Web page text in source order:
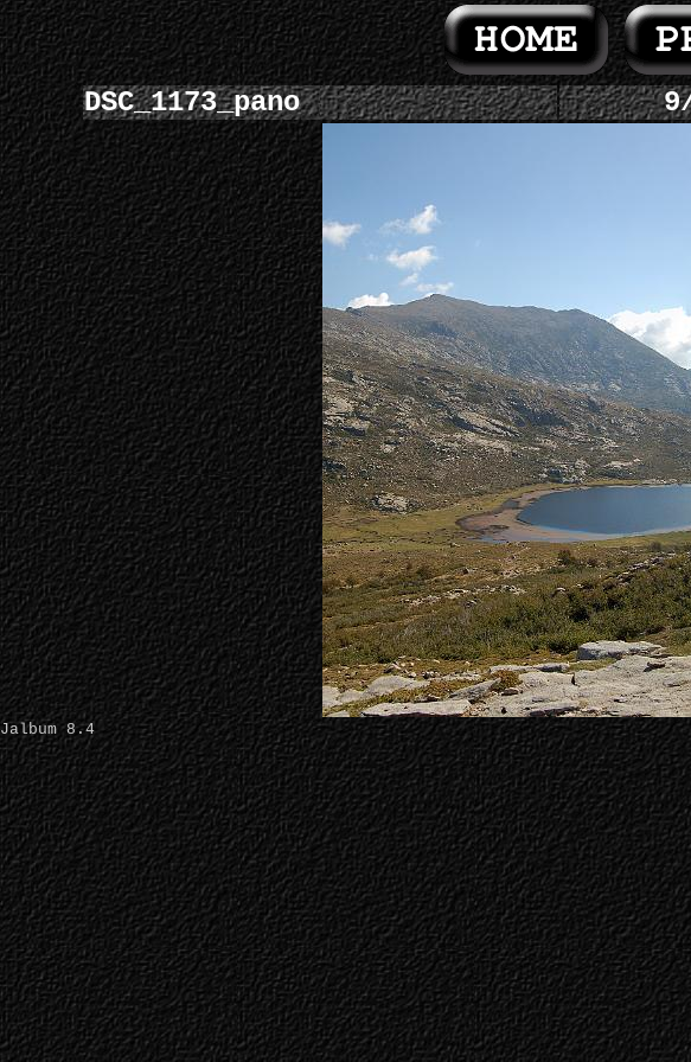
DSC_1173_pano
Jalbum 8.4